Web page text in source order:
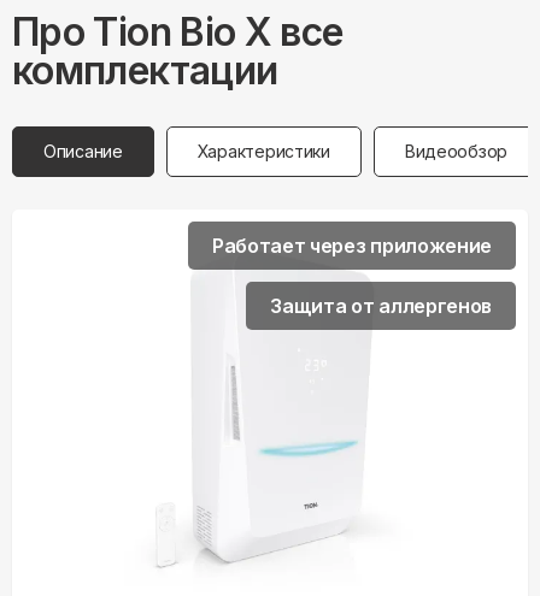
Про Tion Bio X все
комплектации
Описание Характеристики Видеообзор
Работает через приложение
Защита от аллергенов